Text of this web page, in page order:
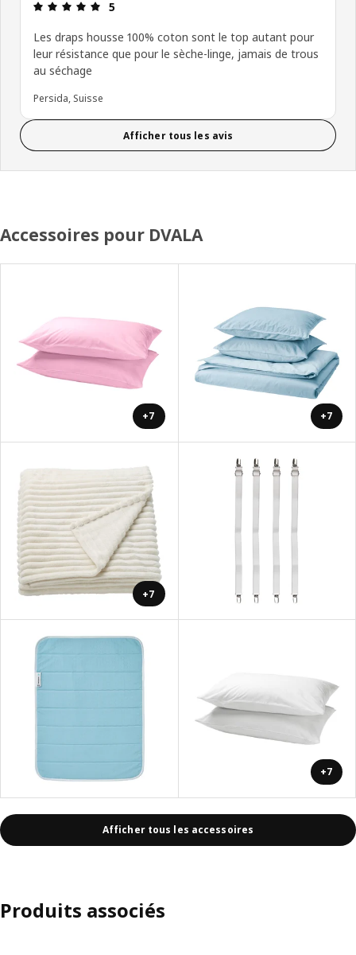
Avis: 5 sur 5 étoiles.
5
Les draps housse 100% coton sont le top autant pour
leur résistance que pour le sèche-linge, jamais de trous
au séchage
Persida, Suisse
Afficher tous les avis
Accessoires pour DVALA
+7 +7
+7
+7
Afficher tous les accessoires
Produits associés